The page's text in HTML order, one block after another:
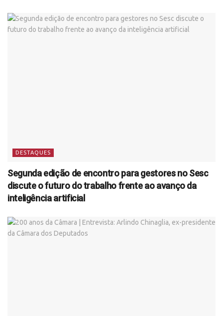
DESTAQUES
Segunda edição de encontro para gestores no Sesc
discute o futuro do trabalho frente ao avanço da
inteligência artificial